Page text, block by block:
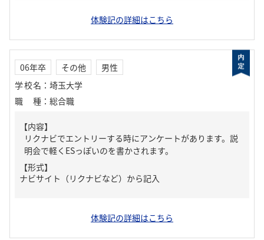
体験記の詳細はこちら
06年卒 その他
男性
学校名 ： 埼玉大学
職種 ： 総合職
【内容】
リクナビでエントリーする時にアンケートがあります。説
明会で軽くESっぽいのを書かされます。
【形式】
ナビサイト（リクナビなど）から記入
体験記の詳細はこちら